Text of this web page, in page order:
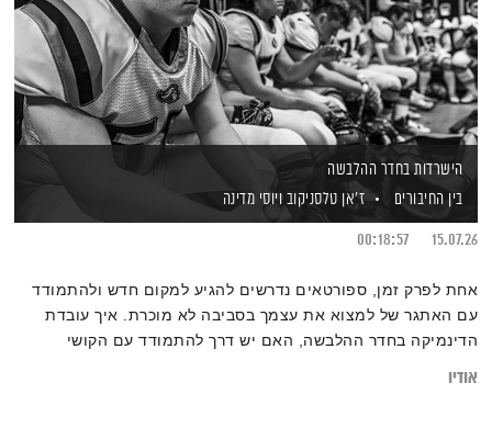
הישרדות בחדר ההלבשה
בין החיבורים
ז'אן טלסניקובויוסי מדינה
15.07.26
00:18:57
אחת לפרק זמן, ספורטאים נדרשים להגיע למקום חדש ולהתמודד
עם האתגר של למצוא את עצמך בסביבה לא מוכרת. איך עובדת
הדינמיקה בחדר ההלבשה, האם יש דרך להתמודד עם הקושי
אודיו